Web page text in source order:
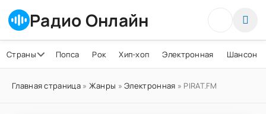
Радио Онлайн
Страны Попса Рок Хип-хоп Электронная Шансон
Главная страница» Жанры »Электронная » PIRAT.FM